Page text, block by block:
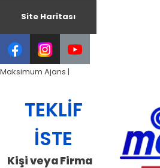
Site Haritası
Maksimum Ajans |
TEKLIF
İSTE
Kişi veya Firma